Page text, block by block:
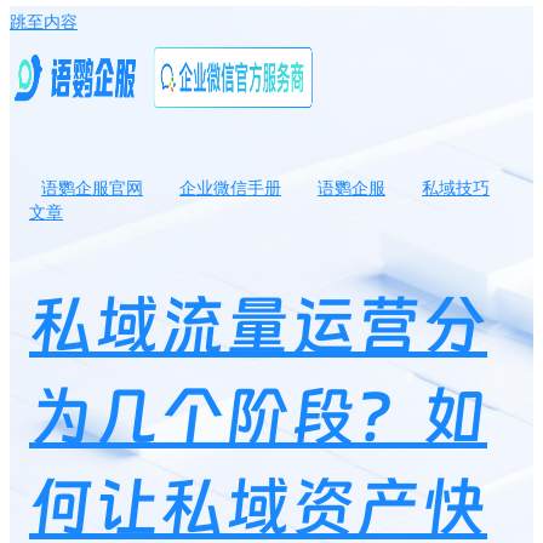
跳至内容
语鹦企服官网 企业微信手册 语鹦企服
私域技巧
文章
私域流量运营分
为几个阶段？如
何让私域资产快